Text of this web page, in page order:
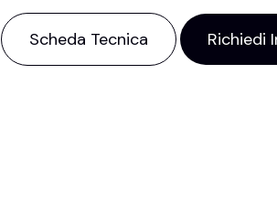
Scheda Tecnica Richiedi